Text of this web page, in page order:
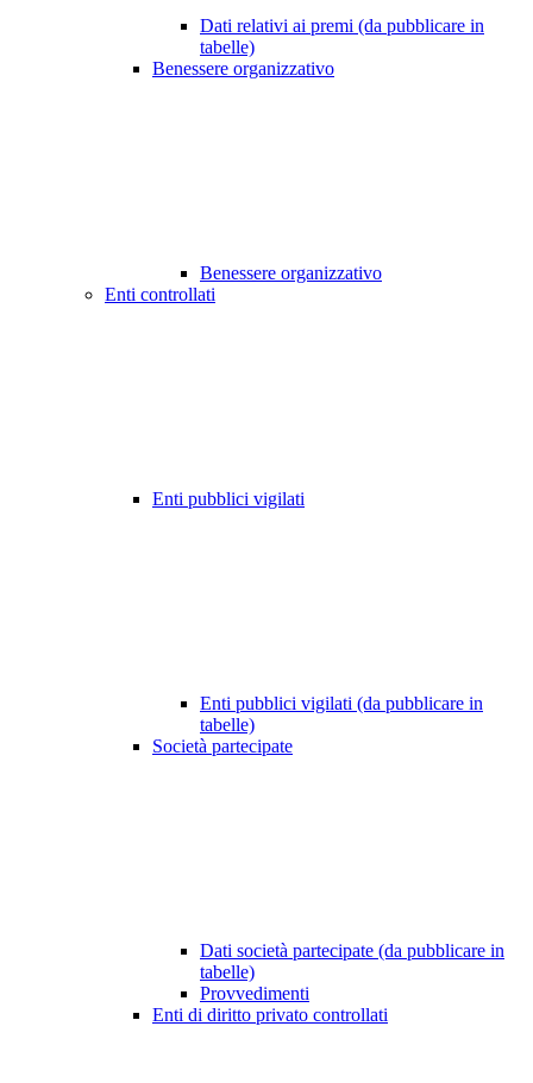
Dati relativi ai premi (da pubblicare in
tabelle)
Benessere organizzativo
Benessere organizzativo
Enti controllati
Enti pubblici vigilati
Enti pubblici vigilati (da pubblicare in
tabelle)
Società partecipate
Dati società partecipate (da pubblicare in
tabelle)
Provvedimenti
Enti di diritto privato controllati